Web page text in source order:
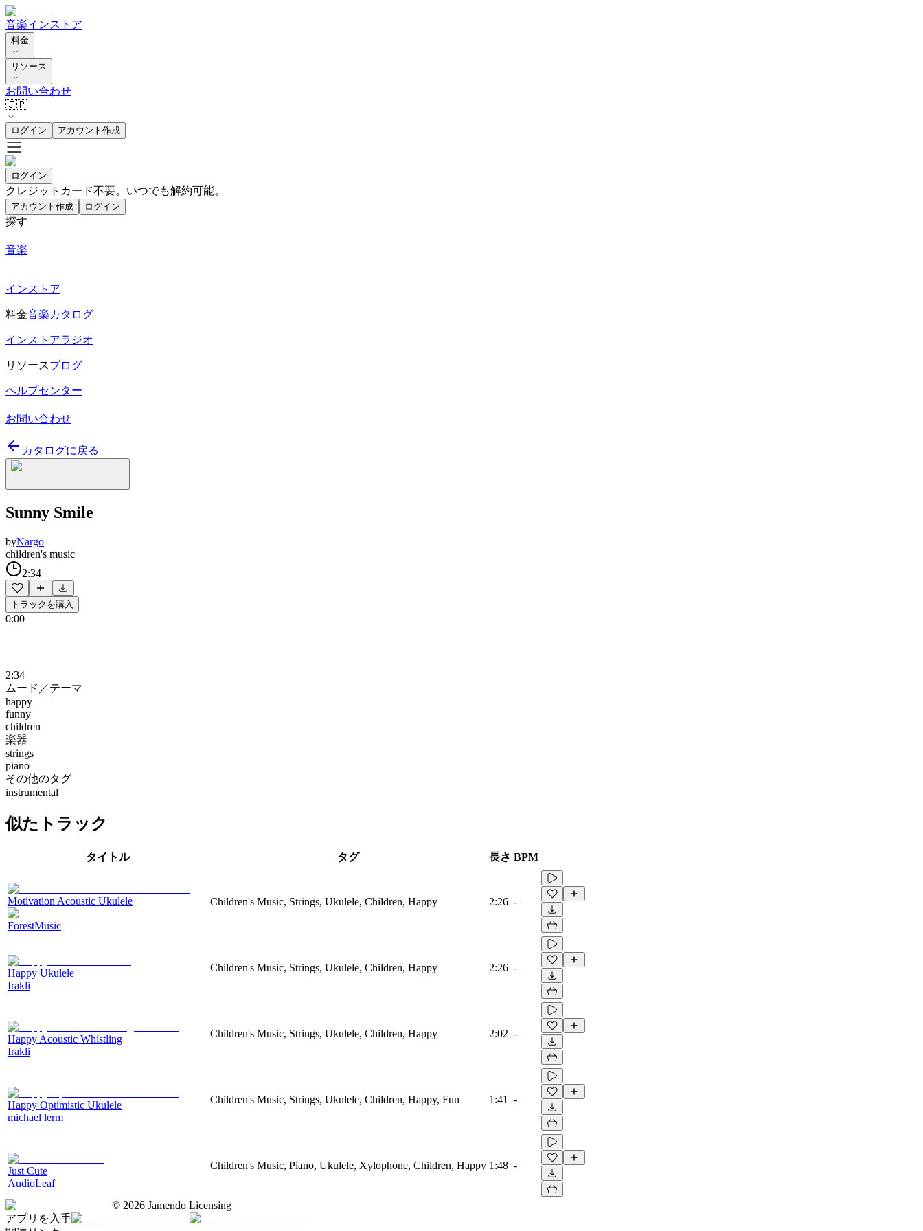
音楽インストア
料金
リソース
お問い合わせ
🇯🇵
ログイン アカウント作成
ログイン
クレジットカード不要。いつでも解約可能。
アカウント作成 ログイン
探す
音楽
インストア
料金音楽カタログ
インストアラジオ
リソースブログ
ヘルプセンター
お問い合わせ
カタログに戻る
Sunny Smile
byNargo
children's music
2:34
トラックを購入
0:00
2:34
ムード／テーマ
happy
funny
children
楽器
strings
piano
その他のタグ
instrumental
似たトラック
タイトル タグ 長さ BPM
Motivation Acoustic Ukulele
ForestMusic
Children's Music, Strings, Ukulele, Children, Happy 2:26 -
Happy Ukulele
Irakli
Children's Music, Strings, Ukulele, Children, Happy 2:26 -
Happy Acoustic Whistling
Irakli
Children's Music, Strings, Ukulele, Children, Happy 2:02 -
Happy Optimistic Ukulele
michael lerm
Children's Music, Strings, Ukulele, Children, Happy, Fun 1:41 -
Just Cute
AudioLeaf
Children's Music, Piano, Ukulele, Xylophone, Children, Happy 1:48 -
© 2026 Jamendo Licensing
アプリを入手